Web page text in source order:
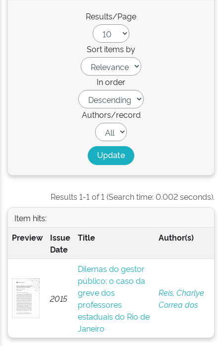
Results/Page
Sort items by
In order
Authors/record
Results 1-1 of 1 (Search time: 0.002 seconds).
Item hits:
Preview
Issue
Date
Title Author(s)
2015
Dilemas do gestor
público: o caso da
greve dos
professores
estaduais do Rio de
Janeiro
Reis, Charlye
Correa dos